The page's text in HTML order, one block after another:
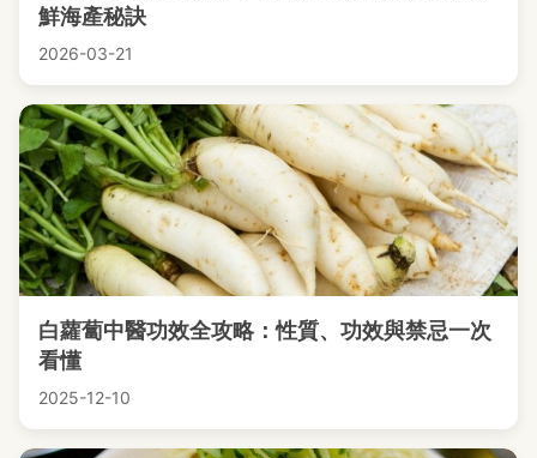
鮮海產秘訣
2026-03-21
白蘿蔔中醫功效全攻略：性質、功效與禁忌一次
看懂
2025-12-10